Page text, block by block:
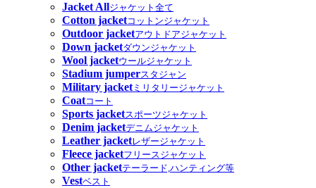
Jacket Allジャケット全て
Cotton jacketコットンジャケット
Outdoor jacketアウトドアジャケット
Down jacketダウンジャケット
Wool jacketウールジャケット
Stadium jumperスタジャン
Military jacketミリタリージャケット
Coatコート
Sports jacketスポーツジャケット
Denim jacketデニムジャケット
Leather jacketレザージャケット
Fleece jacketフリースジャケット
Other jacketテーラード,ハンティング等
Vestベスト